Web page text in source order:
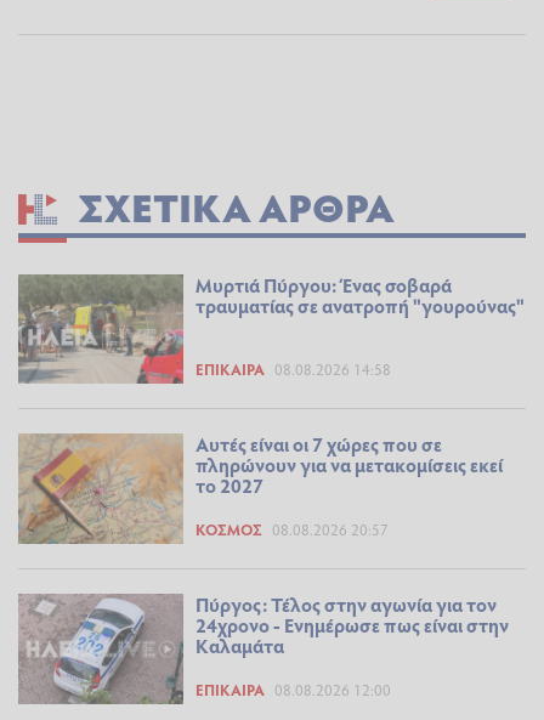
ΣΧΕΤΙΚΆ ΆΡΘΡΑ
Μυρτιά Πύργου: Ένας σοβαρά
τραυματίας σε ανατροπή "γουρούνας"
ΕΠΊΚΑΙΡΑ 08.08.2026 14:58
Αυτές είναι οι 7 χώρες που σε
πληρώνουν για να μετακομίσεις εκεί
το 2027
ΚΌΣΜΟΣ 08.08.2026 20:57
Πύργος: Τέλος στην αγωνία για τον
24χρονο - Ενημέρωσε πως είναι στην
Καλαμάτα
ΕΠΊΚΑΙΡΑ 08.08.2026 12:00